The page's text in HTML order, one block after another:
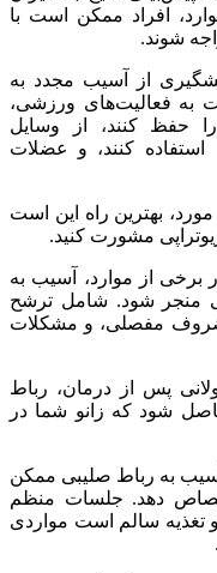
افراد ممکن است با
شوند.
از آسیب مجدد به
به فعالیت‌های ورزشی،
حفظ کنند، از وسایل
استفاده کنند، و عضلات
بهترین راه این است
مشورت کنید.
برخی از موارد، آسیب به
منجر شود. شامل ترشح
مفصلی، و مشکلات
پس از درمان، رباط
شود که زانو شما در
به رباط صلیبی ممکن
دهد. جلسات منظم
و تغذیه سالم است مواردی